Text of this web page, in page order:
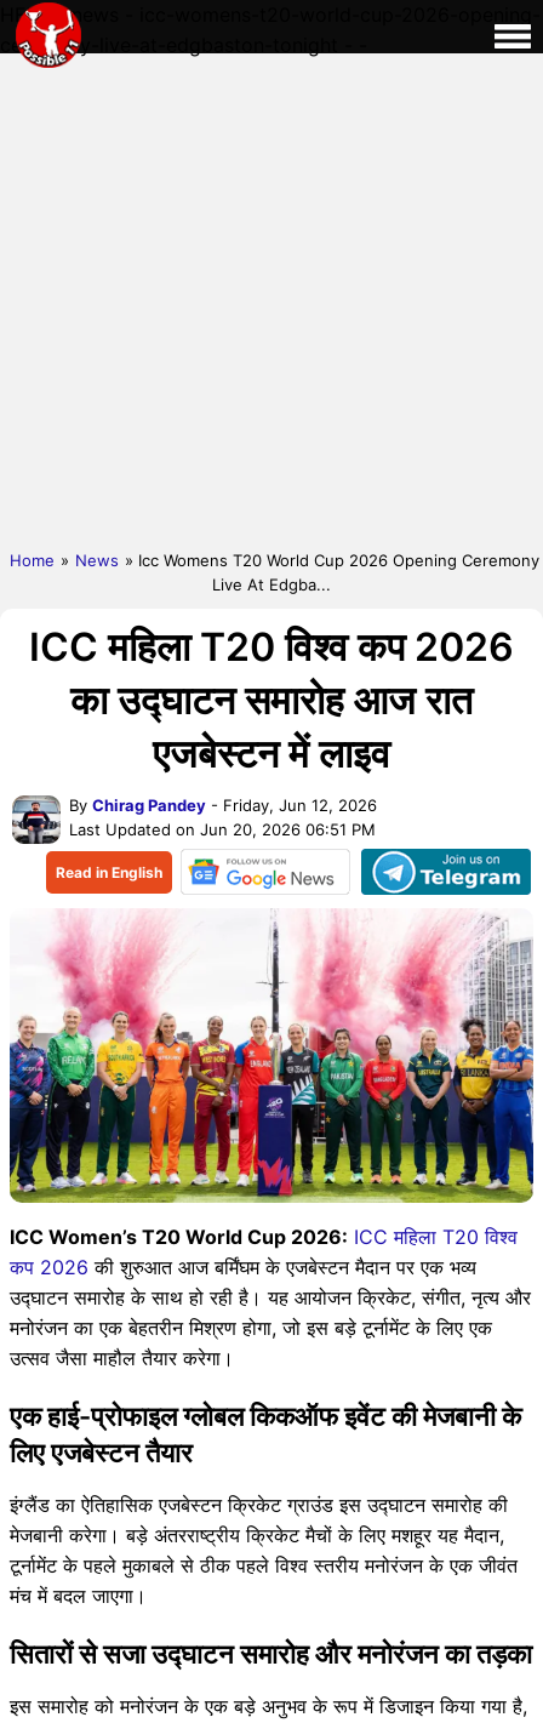
HERE - news - icc-womens-t20-world-cup-2026-opening-
ceremony-live-at-edgbaston-tonight - -
Home » News » Icc Womens T20 World Cup 2026 Opening Ceremony
Live At Edgba...
ICC महिला T20 विश्व कप 2026
का उद्घाटन समारोह आज रात
एजबेस्टन में लाइव
By Chirag Pandey - Friday, Jun 12, 2026
Last Updated on Jun 20, 2026 06:51 PM
Read in English
ICC Women’s T20 World Cup 2026: ICC महिला T20 विश्व
कप 2026 की शुरुआत आज बर्मिंघम के एजबेस्टन मैदान पर एक भव्य
उद्घाटन समारोह के साथ हो रही है। यह आयोजन क्रिकेट, संगीत, नृत्य और
मनोरंजन का एक बेहतरीन मिश्रण होगा, जो इस बड़े टूर्नामेंट के लिए एक
उत्सव जैसा माहौल तैयार करेगा।
एक हाई-प्रोफाइल ग्लोबल किकऑफ इवेंट की मेजबानी के
लिए एजबेस्टन तैयार
इंग्लैंड का ऐतिहासिक एजबेस्टन क्रिकेट ग्राउंड इस उद्घाटन समारोह की
मेजबानी करेगा। बड़े अंतरराष्ट्रीय क्रिकेट मैचों के लिए मशहूर यह मैदान,
टूर्नामेंट के पहले मुकाबले से ठीक पहले विश्व स्तरीय मनोरंजन के एक जीवंत
मंच में बदल जाएगा।
सितारों से सजा उद्घाटन समारोह और मनोरंजन का तड़का
इस समारोह को मनोरंजन के एक बड़े अनुभव के रूप में डिजाइन किया गया है,